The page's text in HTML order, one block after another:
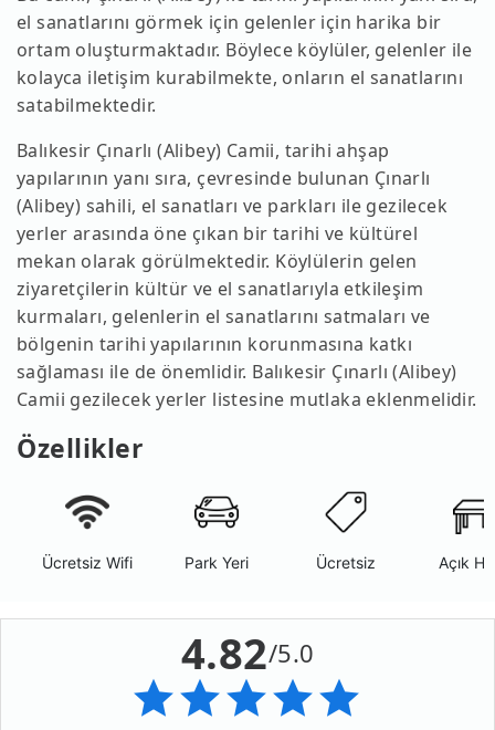
el sanatlarını görmek için gelenler için harika bir
ortam oluşturmaktadır. Böylece köylüler, gelenler ile
kolayca iletişim kurabilmekte, onların el sanatlarını
satabilmektedir.
Balıkesir Çınarlı (Alibey) Camii, tarihi ahşap
yapılarının yanı sıra, çevresinde bulunan Çınarlı
(Alibey) sahili, el sanatları ve parkları ile gezilecek
yerler arasında öne çıkan bir tarihi ve kültürel
mekan olarak görülmektedir. Köylülerin gelen
ziyaretçilerin kültür ve el sanatlarıyla etkileşim
kurmaları, gelenlerin el sanatlarını satmaları ve
bölgenin tarihi yapılarının korunmasına katkı
sağlaması ile de önemlidir. Balıkesir Çınarlı (Alibey)
Camii gezilecek yerler listesine mutlaka eklenmelidir.
Özellikler
Ücretsiz Wifi Park Yeri Ücretsiz Açık
4.82/5.0